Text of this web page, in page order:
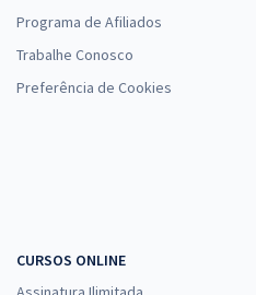
Programa de Afiliados
Trabalhe Conosco
Preferência de Cookies
CURSOS ONLINE